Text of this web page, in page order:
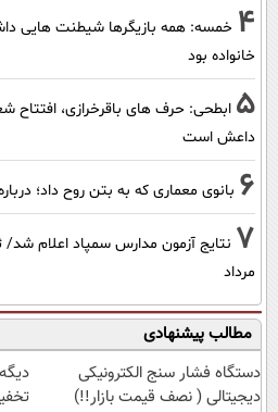
4 خمسه: همه بازیگرها شیطنت هایی
خانواده بود
5 ابطحی: حرف های باقرخرازی،
داعش است
6 بانوی معماری که به بتن روح داد؛
7
مرداد
مطالب پیشنهادی
دستگاه فشار سنج الکترونیکی
دیجیتالی ( نصف قیمت بازار!!)